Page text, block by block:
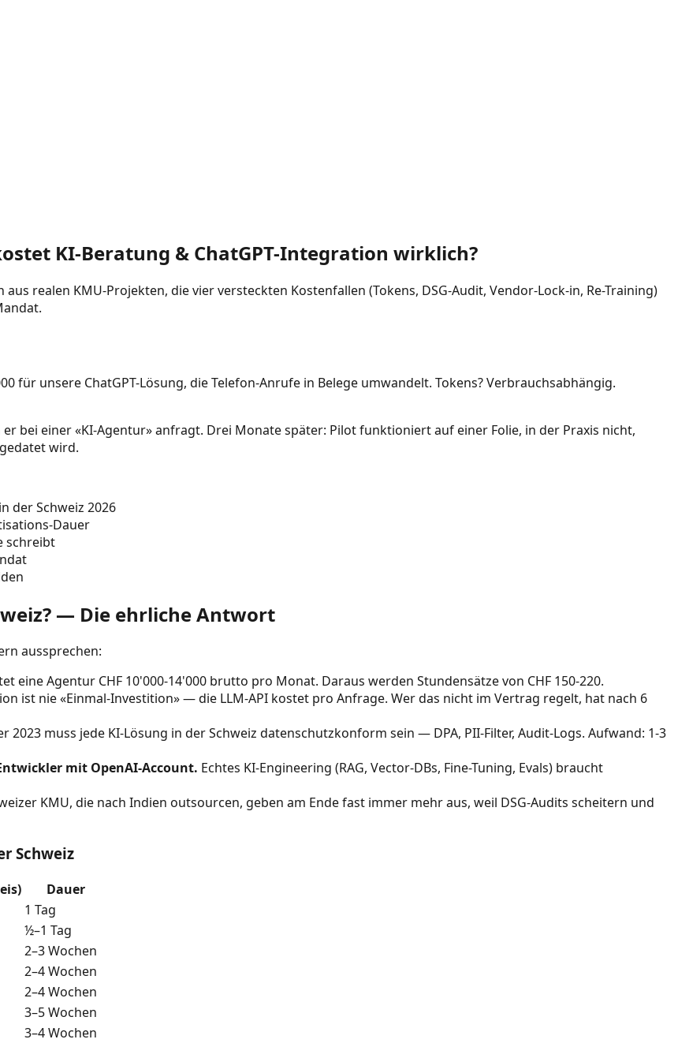
KI-Beratung & ChatGPT-Integration wirklich?
realen KMU-Projekten, die vier versteckten Kostenfallen (Tokens, DSG-Audit, Vendor-Lock-in, Re-Training)
für unsere ChatGPT-Lösung, die Telefon-Anrufe in Belege umwandelt. Tokens? Verbrauchsabhängig.
bei einer «KI-Agentur» anfragt. Drei Monate später: Pilot funktioniert auf einer Folie, in der Praxis nicht,
wird.
der Schweiz 2026
Dauer
schreibt
— Die ehrliche Antwort
aussprechen:
eine Agentur CHF 10'000-14'000 brutto pro Monat. Daraus werden Stundensätze von CHF 150-220.
ist nie «Einmal-Investition» — die LLM-API kostet pro Anfrage. Wer das nicht im Vertrag regelt, hat nach 6
2023 muss jede KI-Lösung in der Schweiz datenschutzkonform sein — DPA, PII-Filter, Audit-Logs. Aufwand: 1-3
mit OpenAI-Account. Echtes KI-Engineering (RAG, Vector-DBs, Fine-Tuning, Evals) braucht
KMU, die nach Indien outsourcen, geben am Ende fast immer mehr aus, weil DSG-Audits scheitern und
Schweiz
Dauer
1 Tag
½–1 Tag
2–3 Wochen
2–4 Wochen
2–4 Wochen
3–5 Wochen
3–4 Wochen